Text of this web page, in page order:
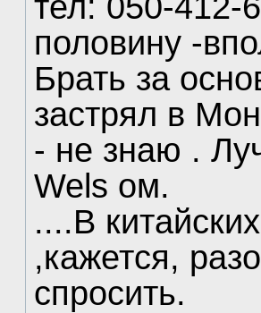
половину -
Брать за
застрял в
- не знаю .
Wels ом.
....В
,кажется,
спросить.